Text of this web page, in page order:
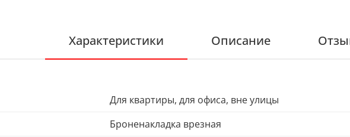
Характеристики Описание
Для квартиры, для офиса, вне улицы
Броненакладка врезная